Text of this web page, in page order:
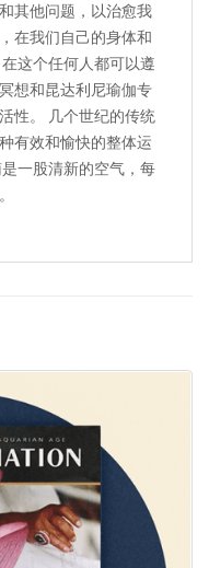
其他问题，以治愈我
在我们自己的身体和
这个任何人都可以遵
想和昆达利尼瑜伽专
性。 几个世纪的传统
有效和愉快的整体运
一股清新的空气，每